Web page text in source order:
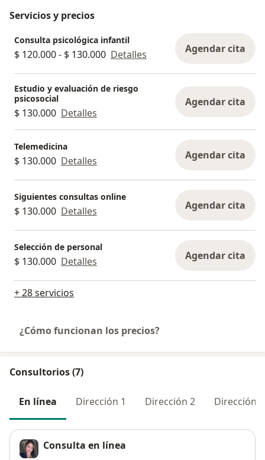
Servicios y precios
Consulta psicológica infantil
$ 120.000 - $ 130.000 Detalles Agendar cita
Estudio y evaluación de riesgo
psicosocial
$ 130.000 Detalles
Agendar cita
Telemedicina
$ 130.000 Detalles Agendar cita
Siguientes consultas online
$ 130.000 Detalles Agendar cita
Selección de personal
$ 130.000 Detalles Agendar cita
+ 28 servicios
¿Cómo funcionan los precios?
Consultorios (7)
En línea Dirección 1 Dirección 2 Dirección 3
Consulta en línea